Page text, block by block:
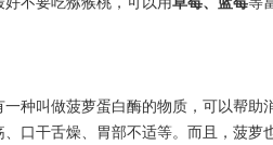
种叫做菠萝蛋白酶的物质，可以帮
口干舌燥、胃部不适等。而且，菠